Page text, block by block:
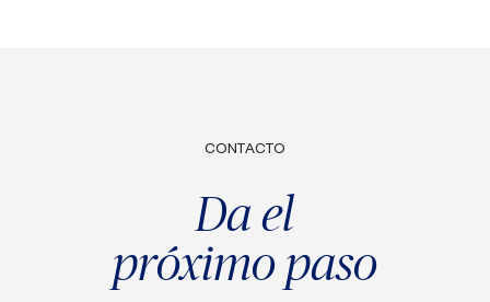
CONTACTO
Da el
próximo paso